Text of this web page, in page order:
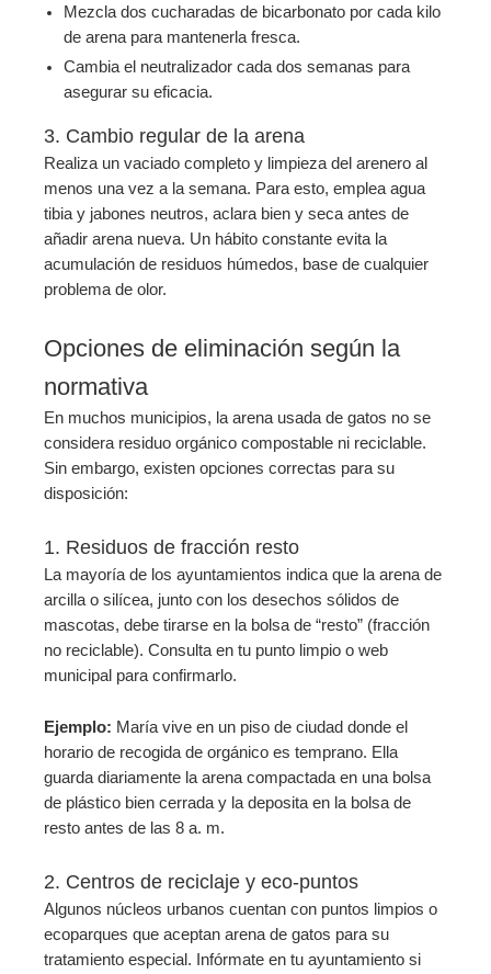
Mezcla dos cucharadas de bicarbonato por cada kilo
de arena para mantenerla fresca.
Cambia el neutralizador cada dos semanas para
asegurar su eficacia.
3. Cambio regular de la arena
Realiza un vaciado completo y limpieza del arenero al
menos una vez a la semana. Para esto, emplea agua
tibia y jabones neutros, aclara bien y seca antes de
añadir arena nueva. Un hábito constante evita la
acumulación de residuos húmedos, base de cualquier
problema de olor.
Opciones de eliminación según la
normativa
En muchos municipios, la arena usada de gatos no se
considera residuo orgánico compostable ni reciclable.
Sin embargo, existen opciones correctas para su
disposición:
1. Residuos de fracción resto
La mayoría de los ayuntamientos indica que la arena de
arcilla o silícea, junto con los desechos sólidos de
mascotas, debe tirarse en la bolsa de “resto” (fracción
no reciclable). Consulta en tu punto limpio o web
municipal para confirmarlo.
Ejemplo: María vive en un piso de ciudad donde el
horario de recogida de orgánico es temprano. Ella
guarda diariamente la arena compactada en una bolsa
de plástico bien cerrada y la deposita en la bolsa de
resto antes de las 8 a. m.
2. Centros de reciclaje y eco-puntos
Algunos núcleos urbanos cuentan con puntos limpios o
ecoparques que aceptan arena de gatos para su
tratamiento especial. Infórmate en tu ayuntamiento si